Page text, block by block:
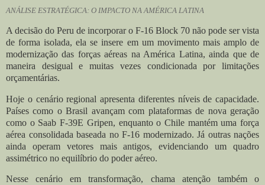
ANÁLISE ESTRATÉGICA: O IMPACTO NA AMÉRICA LATINA
A decisão do Peru de incorporar o F-16 Block 70 não pode ser vista
de forma isolada, ela se insere em um movimento mais amplo de
modernização das forças aéreas na América Latina, ainda que de
maneira desigual e muitas vezes condicionada por limitações
orçamentárias.
Hoje o cenário regional apresenta diferentes níveis de capacidade.
Países como o Brasil avançam com plataformas de nova geração
como o Saab F-39E Gripen, enquanto o Chile mantém uma força
aérea consolidada baseada no F-16 modernizado. Já outras nações
ainda operam vetores mais antigos, evidenciando um quadro
assimétrico no equilíbrio do poder aéreo.
Nesse cenário em transformação, chama atenção também o